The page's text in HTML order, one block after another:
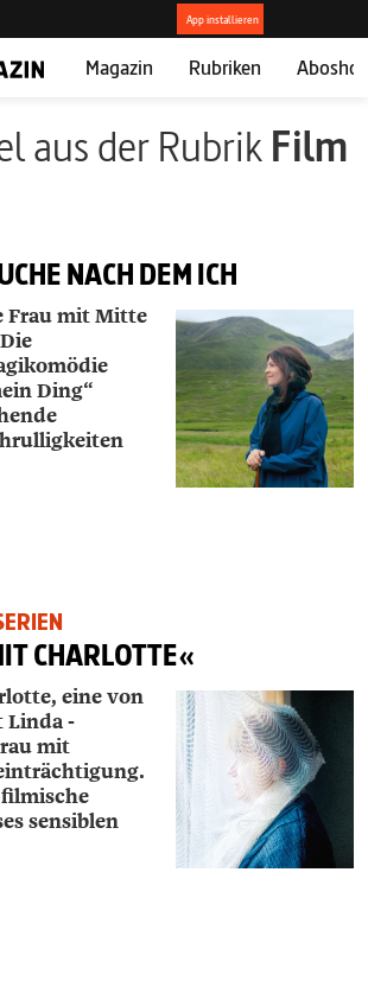
Magazin Rubriken
aus der RubrikFilm
NACH DEM ICH
Frau mit Mitte
Ding“
CHARLOTTE«
eine von
­Linda
mit
sensiblen